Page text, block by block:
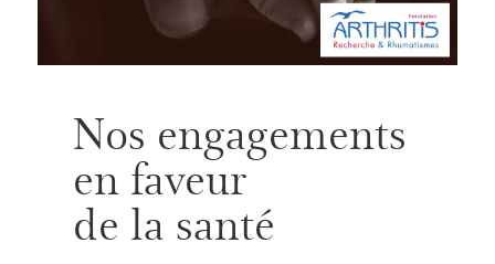
Nos engagements
en faveur
de la santé